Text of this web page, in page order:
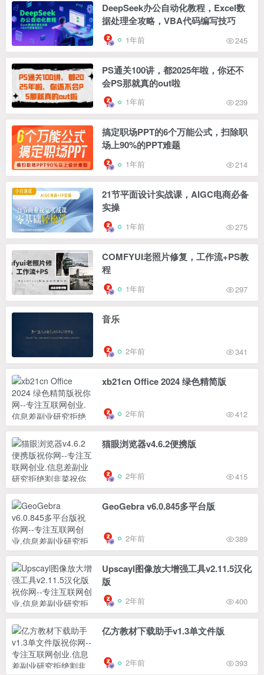
DeepSeek办公自动化教程，Excel数
据处理全攻略，VBA代码编写技巧
1年前 245
PS通关100讲，都2025年啦，你还不
会PS那就真的out啦
1年前 239
搞定职场PPT的6个万能公式，扫除职
场上90%的PPT难题
1年前 214
21节平面设计实战课，AIGC电商必备
实操
1年前 275
COMFYUI老照片修复，工作流+PS教
程
1年前 297
音乐
2年前 341
xb21cn Office 2024 绿色精简版
2年前 412
猫眼浏览器v4.6.2便携版
2年前 415
GeoGebra v6.0.845多平台版
2年前 389
Upscayl图像放大增强工具v2.11.5汉化
版
2年前 400
亿方教材下载助手v1.3单文件版
2年前 393